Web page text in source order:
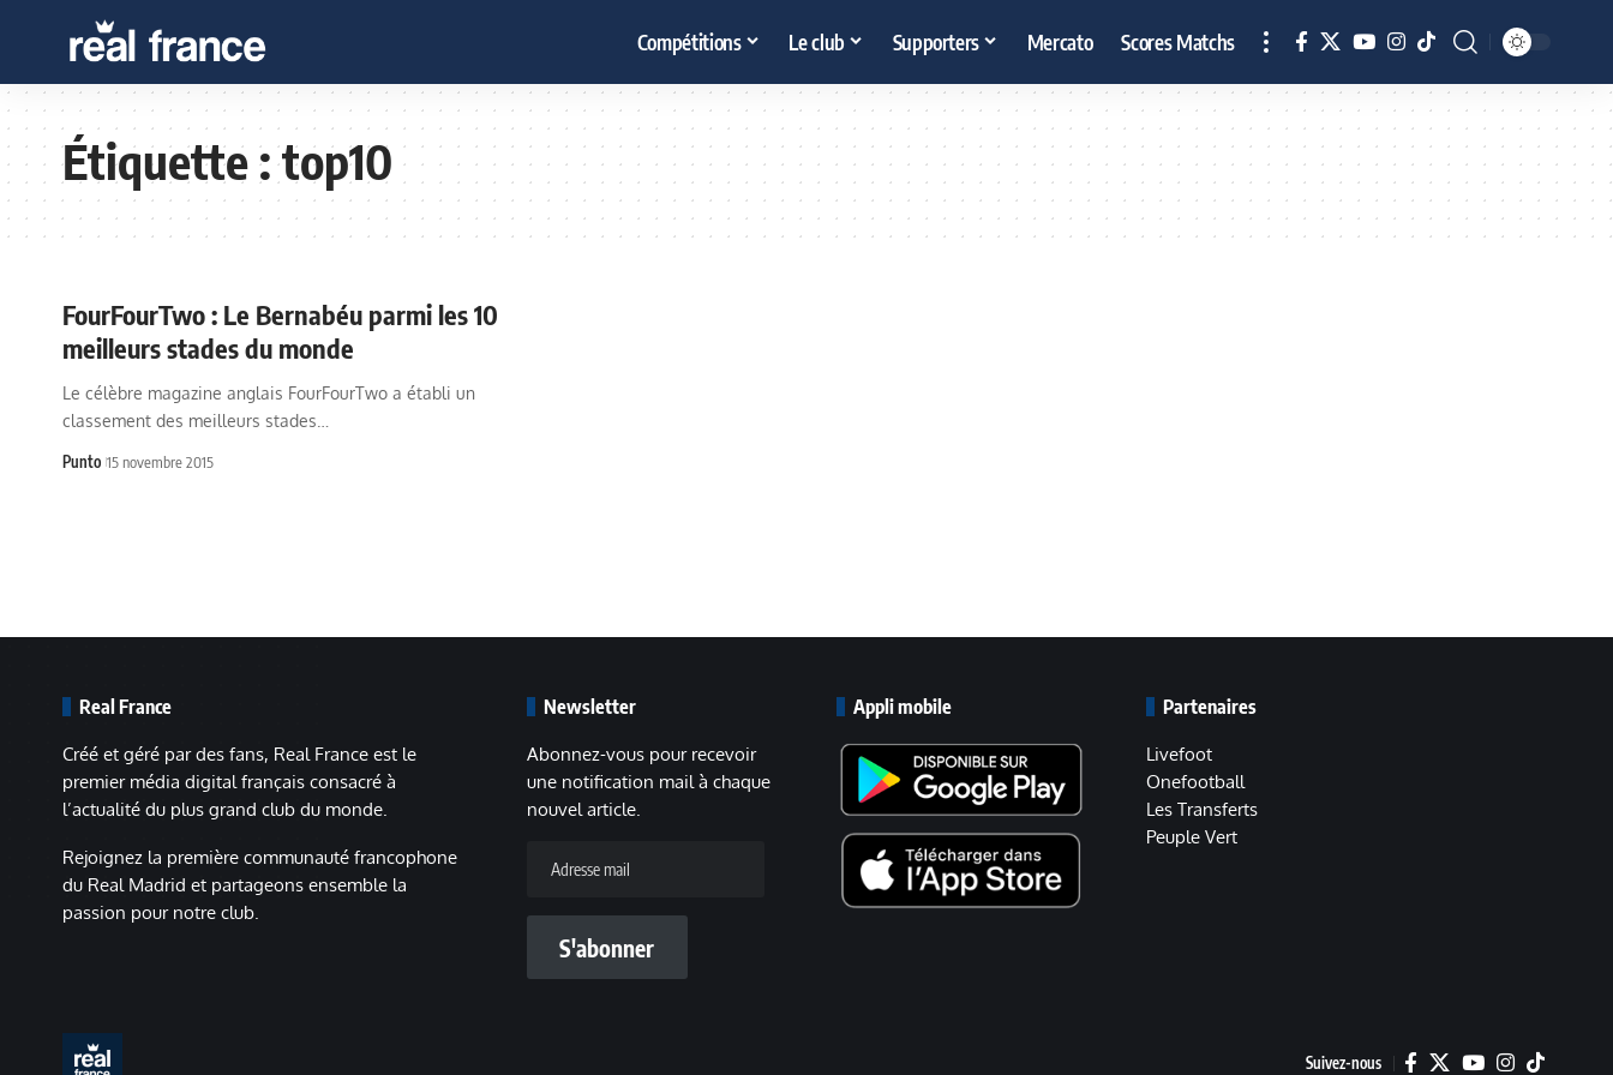
Compétitions Le club Supporters Mercato Scores Matchs
Étiquette :top10
FourFourTwo : Le Bernabéu parmi les 10
meilleurs stades du monde
Le célèbre magazine anglais FourFourTwo a établi un
classement des meilleurs stades…
Punto 15 novembre 2015
Real France
Créé et géré par des fans, Real France est le
premier média digital français consacré à
l’actualité du plus grand club du monde.
Rejoignez la première communauté francophone
du Real Madrid et partageons ensemble la
passion pour notre club.
Newsletter
Abonnez-vous pour recevoir
une notification mail à chaque
nouvel article.
mail
S'abonner
Appli mobile Partenaires
Livefoot
Onefootball
Les Transferts
Peuple Vert
Suivez-nous